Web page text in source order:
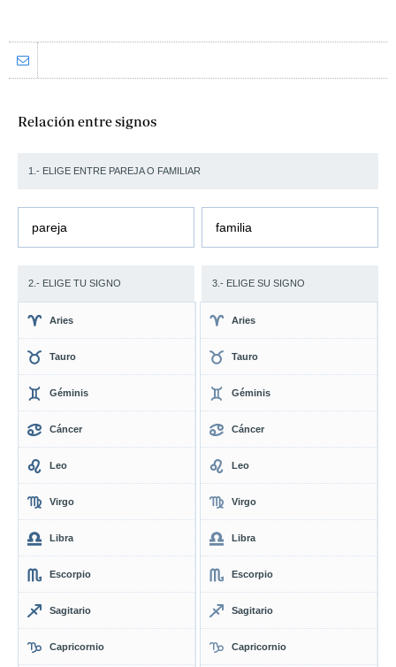
Relación entre signos
1.- ELIGE ENTRE PAREJA O FAMILIAR
pareja familia
2.- ELIGE TU SIGNO 3.- ELIGE SU SIGNO
Aries
Tauro
Géminis
Cáncer
Leo
Virgo
Libra
Escorpio
Sagitario
Capricornio
Aries
Tauro
Géminis
Cáncer
Leo
Virgo
Libra
Escorpio
Sagitario
Capricornio